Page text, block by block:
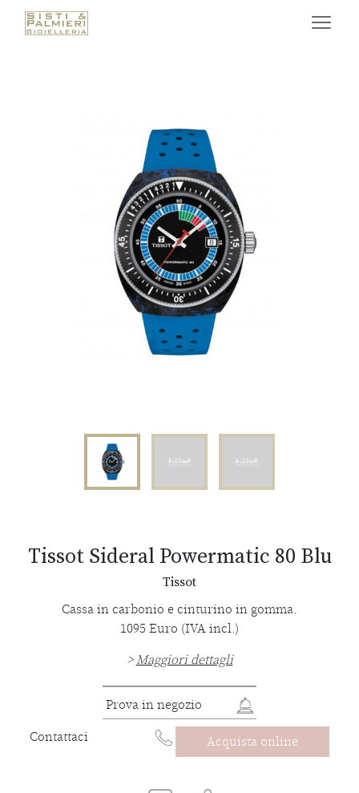
Tissot Sideral Powermatic 80 Blu
Tissot
Cassa in carbonio e cinturino in gomma.
1095 Euro (IVA incl.)
>Maggiori dettagli
Prova in negozio
Contattaci
Acquista online